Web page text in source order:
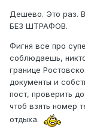
Дешево. Это раз.
БЕЗ ШТРАФОВ.
Фигня все про
соблюдаешь,
границе
документы и
пост, проверить
чтоб взять номер
отдыха.